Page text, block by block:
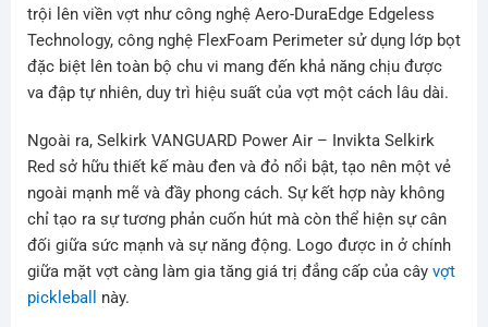
trội lên viền vợt như công nghệ Aero-DuraEdge Edgeless
Technology, công nghệ FlexFoam Perimeter sử dụng lớp bọt
đặc biệt lên toàn bộ chu vi mang đến khả năng chịu được
va đập tự nhiên, duy trì hiệu suất của vợt một cách lâu dài.
Ngoài ra, Selkirk VANGUARD Power Air – Invikta Selkirk
Red sở hữu thiết kế màu đen và đỏ nổi bật, tạo nên một vẻ
ngoài mạnh mẽ và đầy phong cách. Sự kết hợp này không
chỉ tạo ra sự tương phản cuốn hút mà còn thể hiện sự cân
đối giữa sức mạnh và sự năng động. Logo được in ở chính
giữa mặt vợt càng làm gia tăng giá trị đẳng cấp của cây vợt
pickleball
này.